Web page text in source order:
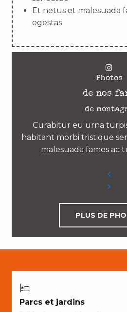
Et netus et malesuada
egestas
Photos
de nos
de
Curabitur eu urna
habitant morbi tristique
malesuada fames ac
PLUS DE
Parcs et jardins